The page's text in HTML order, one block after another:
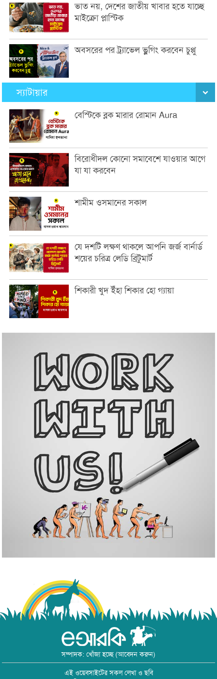
ভাত নয়, দেশের জাতীয় খাবার হতে যাচ্ছে
মাইক্রো প্লাস্টিক
অবসরের পর ট্র্যাভেল ভ্লগিং করবেন চুপ্পু
স্যাটায়ার
বেস্টিকে ব্লক মারার রোমান Aura
বিরোধীদল কোনো সমাবেশে যাওয়ার আগে
যা যা করবেন
শামীম ওসমানের সকাল
যে দশটি লক্ষণ থাকলে আপনি জর্জ বার্নার্ড
শয়ের চরিত্র লেডি ব্রিটুমার্ট
শিকারী খুদ ইঁহা শিকার হো গ্যায়া
সম্পাদক: খোঁজা হচ্ছে (আবেদন করুন)
এই ওয়েবসাইটের সকল লেখা ও ছবি